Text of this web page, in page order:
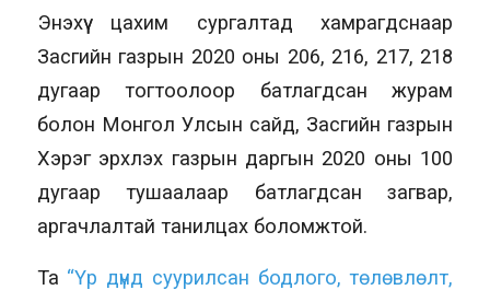
Энэхүү цахим сургалтад хамрагдснаар
Засгийн газрын 2020 оны 206, 216, 217, 218
дугаар тогтоолоор батлагдсан журам
болон Монгол Улсын сайд, Засгийн газрын
Хэрэг эрхлэх газрын даргын 2020 оны 100
дугаар тушаалаар батлагдсан загвар,
аргачлалтай танилцах боломжтой.
Та “Үр дүнд суурилсан бодлого, төлөвлөлт,